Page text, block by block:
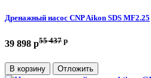
Дренажный насос CNP Aikon SDS MF2.25
39 898 p55 437 p
В корзину Отложить